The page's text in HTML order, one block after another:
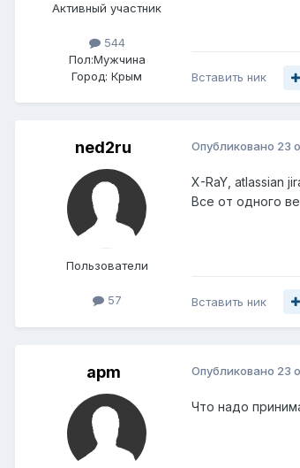
Активный участник
544
Пол:Мужчина
Город: Крым Вставить ник
ned2ru
Пользователи
57
Опубликовано 23
X-RaY, atlassian
Все от одного
Вставить ник
apm Опубликовано 23
Что надо